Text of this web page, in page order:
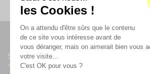
les Cookies !
On a attendu d'être sûrs que le contenu
de ce site vous intéresse avant de
vous déranger, mais on aimerait bien vous
votre visite...
C'est OK pour vous ?
Suivez-nous